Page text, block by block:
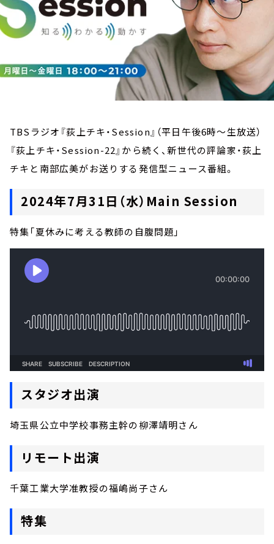
TBSラジオ『荻上チキ・Session』（平日午後6時～生放送）
『荻上チキ・Session-22』から続く、新世代の評論家・荻上
チキと南部広美がお送りする発信型ニュース番組。
2024年7月31日（水）Main Session
特集「夏休みに考える教師の自腹問題」
スタジオ出演
埼玉県公立中学校事務主幹の柳澤靖明さん
リモート出演
千葉工業大学准教授の福嶋尚子さん
特集